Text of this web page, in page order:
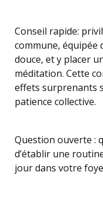
Conseil rapide:
commune, équipée
douce, et y placer
méditation. Cette
effets surprenants
patience collective.
Question ouverte :
d’établir une
jour dans votre